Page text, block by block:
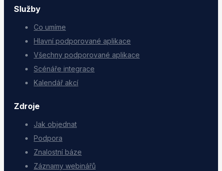
Služby
Co umíme
Hlavní podporované aplikace
Všechny podporované aplikace
Scénáře integrace
Kalendář akcí
Zdroje
Jak objednat
Podpora
Znalostní báze
Záznamy webinářů